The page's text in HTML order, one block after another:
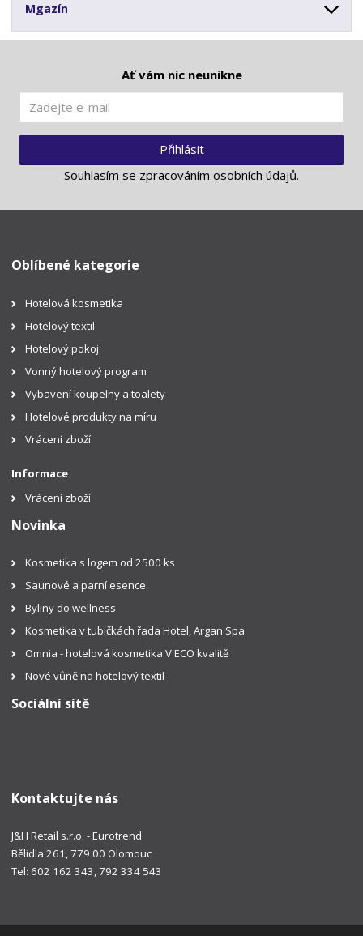
Mgazín
Ať vám nic neunikne
Přihlásit
Souhlasím se zpracováním osobních údajů.
Oblíbené kategorie
Hotelová kosmetika
Hotelový textil
Hotelový pokoj
Vonný hotelový program
Vybavení koupelny a toalety
Hotelové produkty na míru
Vrácení zboží
Informace
Vrácení zboží
Novinka
Kosmetika s logem od 2500 ks
Saunové a parní esence
Byliny do wellness
Kosmetika v tubičkách řada Hotel, Argan Spa
Omnia - hotelová kosmetika V ECO kvalitě
Nové vůně na hotelový textil
Sociální sítě
Kontaktujte nás
J&H Retail s.r.o. - Eurotrend
Bělidla 261, 779 00 Olomouc
Tel: 602 162 343, 792 334 543